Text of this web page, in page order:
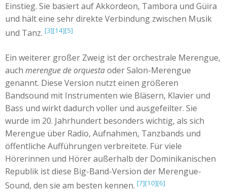
Einstieg. Sie basiert auf Akkordeon, Tambora und Güira
und hält eine sehr direkte Verbindung zwischen Musik
und Tanz. [3][14][5]
Ein weiterer großer Zweig ist der orchestrale Merengue,
auch merengue de orquestaoder Salon-Merengue
genannt. Diese Version nutzt einen größeren
Bandsound mit Instrumenten wie Bläsern, Klavier und
Bass und wirkt dadurch voller und ausgefeilter. Sie
wurde im 20. Jahrhundert besonders wichtig, als sich
Merengue über Radio, Aufnahmen, Tanzbands und
öffentliche Aufführungen verbreitete. Für viele
Hörerinnen und Hörer außerhalb der Dominikanischen
Republik ist diese Big-Band-Version der Merengue-
Sound, den sie am besten kennen. [7][10][6]